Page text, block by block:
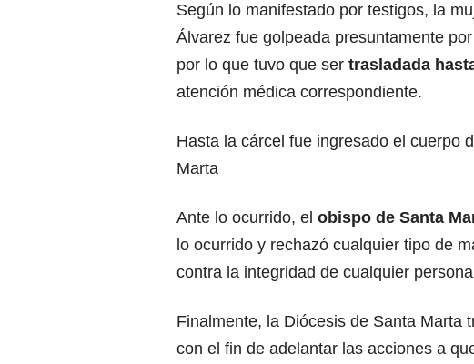
Según lo manifestado por testigos, la
Álvarez fue golpeada presuntamente
por lo que tuvo que ser trasladada
atención médica correspondiente.
Hasta la cárcel fue ingresado el cuerpo
Marta
Ante lo ocurrido, el obispo de Santa
lo ocurrido y rechazó cualquier tipo de
contra la integridad de cualquier
Finalmente, la Diócesis de Santa Marta
con el fin de adelantar las acciones a